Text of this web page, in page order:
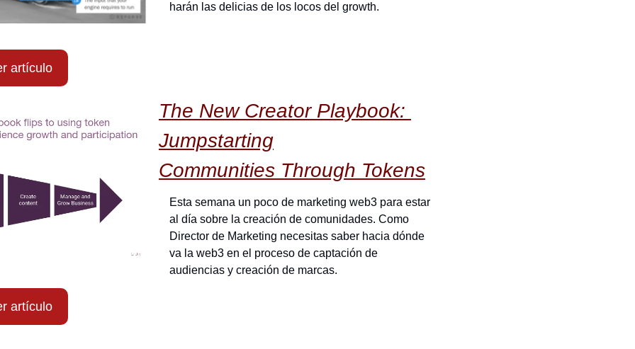
artículo
harán las delicias de los locos del growth.
artículo
The New Creator Playbook:
Jumpstarting
Communities Through Tokens
Esta semana un poco de marketing web3 para estar
al día sobre la creación de comunidades. Como
Director de Marketing necesitas saber hacia dónde
va la web3 en el proceso de captación de
audiencias y creación de marcas.